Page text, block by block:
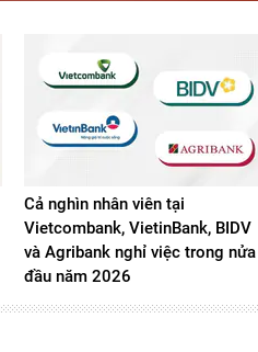
Cả nghìn nhân viên tại
Vietcombank, VietinBank, BIDV
và Agribank nghỉ việc trong nửa
đầu năm 2026